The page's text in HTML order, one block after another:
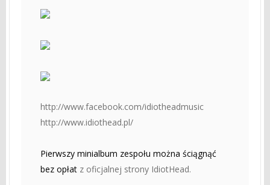
http://www.facebook.com/idiotheadmusic
http://www.idiothead.pl/
Pierwszy minialbum zespołu można ściągnąć
bez opłat z oficjalnej strony IdiotHead.